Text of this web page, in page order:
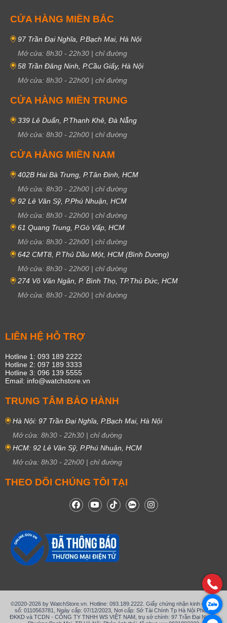
CỬA HÀNG MIỀN BẮC
97 Trần Đại Nghĩa, P.Bạch Mai, Hà Nội
Mở cửa: 8h30 - 22h30 | chỉ đường
58 Trần Đăng Ninh, P.Cầu Giấy, Hà Nội
Mở cửa: 8h30 - 22h00 | chỉ đường
CỬA HÀNG MIỀN TRUNG
339 Lê Duẩn, P.Thanh Khê, Đà Nẵng
Mở cửa: 8h30 - 22h00 | chỉ đường
CỬA HÀNG MIỀN NAM
402B Hai Bà Trưng, P.Tân Định, HCM
Mở cửa: 8h30 - 22h00 | chỉ đường
92 Lê Văn Sỹ, P.Phú Nhuận, HCM
Mở cửa: 8h30 - 22h00 | chỉ đường
61 Quang Trung, P.Gò Vấp, HCM
Mở cửa: 8h30 - 22h00 | chỉ đường
642 CMT8, P.Thủ Dầu Một, HCM (Bình Dương)
Mở cửa: 8h30 - 22h00 | chỉ đường
274 Võ Văn Ngân, P. Bình Thọ, TP.Thủ Đức, HCM
Mở cửa: 8h30 - 22h00 | chỉ đường
LIÊN HỆ HỖ TRỢ
Hotline 1: 093 189 2222
Hotline 2: 097 189 3333
Hotline 3: 096 139 5555
Email: info@watchstore.vn
TRUNG TÂM BẢO HÀNH
Hà Nội: 97 Trần Đại Nghĩa, P.Bạch Mai, Hà Nội
Mở cửa: 8h30 - 22h30 | chỉ đường
HCM: 92 Lê Văn Sỹ, P.Phú Nhuận, HCM
Mở cửa: 8h30 - 22h00 | chỉ đường
THEO DÕI CHÚNG TÔI TẠI
©2020-2026 by WatchStore.vn. Hotline: 093.189.2222. Giấy chứng nhận kinh doanh
số: 0110563781, Ngày cấp: 07/12/2023, Nơi cấp: Sở Tài Chính Tp Hà Nội Phòng
ĐKKD và TCDN - CÔNG TY TNHH WS VIỆT NAM, trụ sở chính: 97 Trần Đại Nghĩa,